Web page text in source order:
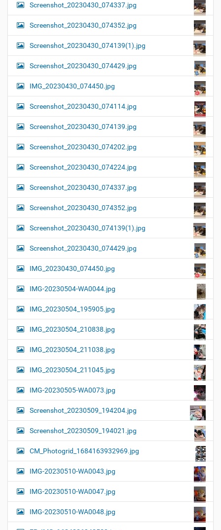
Screenshot_20230430_074337.jpg
Screenshot_20230430_074352.jpg
Screenshot_20230430_074139(1).jpg
Screenshot_20230430_074429.jpg
IMG_20230430_074450.jpg
Screenshot_20230430_074114.jpg
Screenshot_20230430_074139.jpg
Screenshot_20230430_074202.jpg
Screenshot_20230430_074224.jpg
Screenshot_20230430_074337.jpg
Screenshot_20230430_074352.jpg
Screenshot_20230430_074139(1).jpg
Screenshot_20230430_074429.jpg
IMG_20230430_074450.jpg
IMG-20230504-WA0044.jpg
IMG_20230504_195905.jpg
IMG_20230504_210838.jpg
IMG_20230504_211038.jpg
IMG_20230504_211045.jpg
IMG-20230505-WA0073.jpg
Screenshot_20230509_194204.jpg
Screenshot_20230509_194021.jpg
CM_Photogrid_1684163932969.jpg
IMG-20230510-WA0043.jpg
IMG-20230510-WA0047.jpg
IMG-20230510-WA0048.jpg